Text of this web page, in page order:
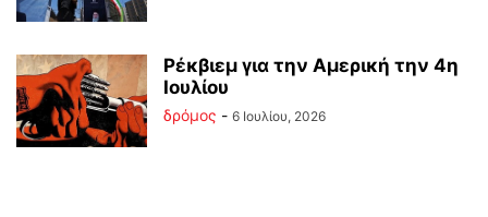
Ρέκβιεμ για την Αμερική την 4η
Ιουλίου
δρόμος - 6 Ιουλίου, 2026